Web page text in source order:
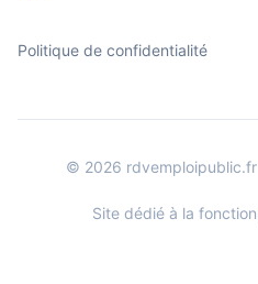
Politique de confidentialité
© 2026
Site dédié à la